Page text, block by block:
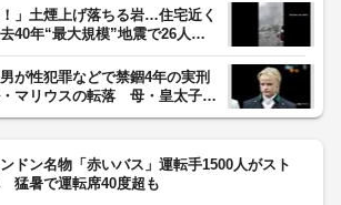
！」土煙上げ落ちる岩…住宅近く
40年“最大規模”地震で26人負
イタリア
が性犯罪などで禁錮4年の実刑
マリウスの転落 母・皇太子妃
移植 ノルウェー王室の苦難
ドン名物「赤いバス」運転手1500人がスト
猛暑で運転席40度超も